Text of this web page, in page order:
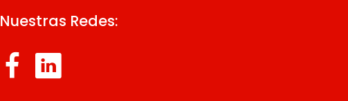
Nuestras Redes: